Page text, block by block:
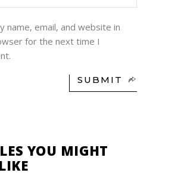
name, email, and website in
for the next time I
SUBMIT
YOU MIGHT